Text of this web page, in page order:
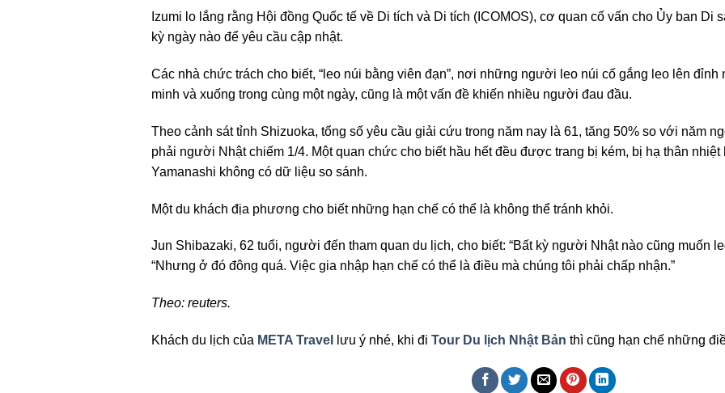
Izumi lo lắng rằng Hội đồng Quốc tế về Di tích và Di tích (ICOMOS), cơ quan cố vấn cho Ủy ban Di
kỳ ngày nào để yêu cầu cập nhật.
Các nhà chức trách cho biết, “leo núi bằng viên đạn”, nơi những người leo núi cố gắng leo lên đỉnh
minh và xuống trong cùng một ngày, cũng là một vấn đề khiến nhiều người đau đầu.
Theo cảnh sát tỉnh Shizuoka, tổng số yêu cầu giải cứu trong năm nay là 61, tăng 50% so với năm
phải người Nhật chiếm 1/4. Một quan chức cho biết hầu hết đều được trang bị kém, bị hạ thân nhiệt
Yamanashi không có dữ liệu so sánh.
Một du khách địa phương cho biết những hạn chế có thể là không thể tránh khỏi.
Jun Shibazaki, 62 tuổi, người đến tham quan du lịch, cho biết: “Bất kỳ người Nhật nào cũng muốn
“Nhưng ở đó đông quá. Việc gia nhập hạn chế có thể là điều mà chúng tôi phải chấp nhận.”
Theo: reuters.
Khách du lịch của META Travel lưu ý nhé, khi đi Tour Du lịch Nhật Bản thì cũng hạn chế những